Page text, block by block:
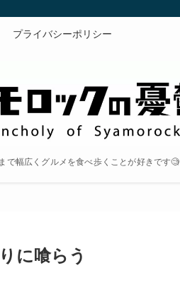
で幅広くグルメを食べ歩くことが好きです🧐
プライバシーポリシー
に喰らう